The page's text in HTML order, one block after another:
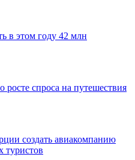
в этом году 42 млн
спроса на путешествия
создать авиакомпанию
туристов